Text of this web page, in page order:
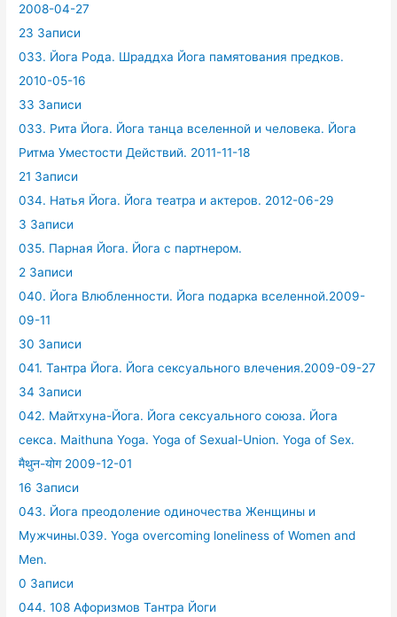
2008-04-27
23 Записи
033. Йога Рода. Шраддха Йога памятования предков.
2010-05-16
33 Записи
033. Рита Йога. Йога танца вселенной и человека. Йога
Ритма Уместости Действий. 2011-11-18
21 Записи
034. Натья Йога. Йога театра и актеров. 2012-06-29
3 Записи
035. Парная Йога. Йога с партнером.
2 Записи
040. Йога Влюбленности. Йога подарка вселенной.2009-
09-11
30 Записи
041. Тантра Йога. Йога сексуального влечения.2009-09-27
34 Записи
042. Майтхуна-Йога. Йога сексуального союза. Йога
секса. Maithuna Yoga. Yoga of Sexual-Union. Yoga of Sex.
मैथुन-योग 2009-12-01
16 Записи
043. Йога преодоление одиночества Женщины и
Мужчины.039. Yoga overcoming loneliness of Women and
Men.
0 Записи
044. 108 Афоризмов Тантра Йоги